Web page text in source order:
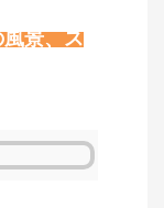
景、ス